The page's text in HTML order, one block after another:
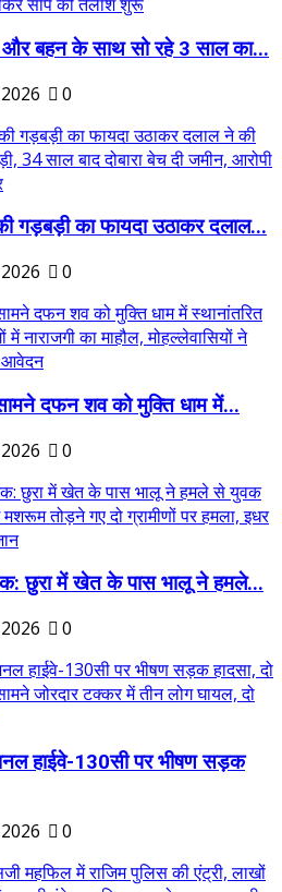
और बहन के साथ सो रहे 3 साल का...
0
गड़बड़ी का फायदा उठाकर दलाल...
0
दफन शव को मुक्ति धाम में...
0
छुरा में खेत के पास भालू ने हमले...
0
हाईवे-130सी पर भीषण सड़क
0